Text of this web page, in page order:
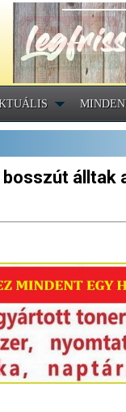
álltak